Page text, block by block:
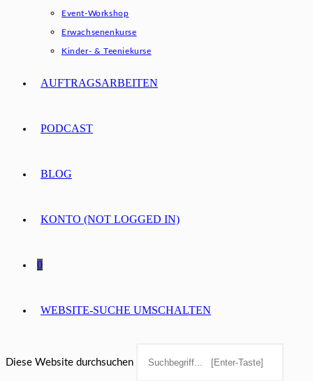
Event-Workshop
Erwachsenenkurse
Kinder- & Teeniekurse
AUFTRAGSARBEITEN
PODCAST
BLOG
KONTO (NOT LOGGED IN)
0
WEBSITE-SUCHE UMSCHALTEN
Diese Website durchsuchen